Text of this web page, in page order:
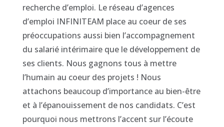
recherche d’emploi. Le réseau d’agences
d’emploi INFINITEAM place au coeur de ses
préoccupations aussi bien l’accompagnement
du salarié intérimaire que le développement de
ses clients. Nous gagnons tous à mettre
l’humain au coeur des projets ! Nous
attachons beaucoup d’importance au bien-être
et à l’épanouissement de nos candidats. C’est
pourquoi nous mettrons l’accent sur l’écoute